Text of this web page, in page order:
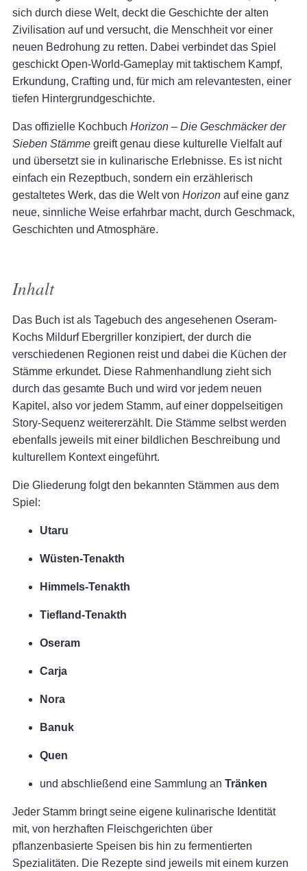
sich durch diese Welt, deckt die Geschichte der alten
Zivilisation auf und versucht, die Menschheit vor einer
neuen Bedrohung zu retten. Dabei verbindet das Spiel
geschickt Open-World-Gameplay mit taktischem Kampf,
Erkundung, Crafting und, für mich am relevantesten, einer
tiefen Hintergrundgeschichte.
Das offizielle Kochbuch Horizon – Die Geschmäcker der
Sieben Stämme greift genau diese kulturelle Vielfalt auf
und übersetzt sie in kulinarische Erlebnisse. Es ist nicht
einfach ein Rezeptbuch, sondern ein erzählerisch
gestaltetes Werk, das die Welt von Horizon auf eine ganz
neue, sinnliche Weise erfahrbar macht, durch Geschmack,
Geschichten und Atmosphäre.
Inhalt
Das Buch ist als Tagebuch des angesehenen Oseram-
Kochs Mildurf Ebergriller konzipiert, der durch die
verschiedenen Regionen reist und dabei die Küchen der
Stämme erkundet. Diese Rahmenhandlung zieht sich
durch das gesamte Buch und wird vor jedem neuen
Kapitel, also vor jedem Stamm, auf einer doppelseitigen
Story-Sequenz weitererzählt. Die Stämme selbst werden
ebenfalls jeweils mit einer bildlichen Beschreibung und
kulturellem Kontext eingeführt.
Die Gliederung folgt den bekannten Stämmen aus dem
Spiel:
Utaru
Wüsten-Tenakth
Himmels-Tenakth
Tiefland-Tenakth
Oseram
Carja
Nora
Banuk
Quen
und abschließend eine Sammlung an Tränken
Jeder Stamm bringt seine eigene kulinarische Identität
mit, von herzhaften Fleischgerichten über
pflanzenbasierte Speisen bis hin zu fermentierten
Spezialitäten. Die Rezepte sind jeweils mit einem kurzen